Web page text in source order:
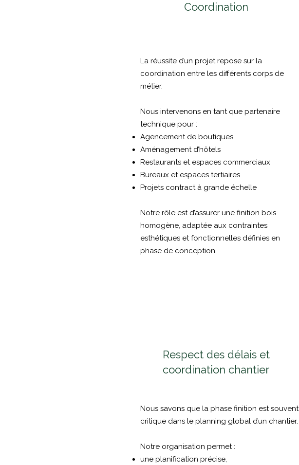
Coordination
La réussite d’un projet repose sur la
coordination entre les différents corps de
métier.
Nous intervenons en tant que partenaire
technique pour :
Agencement de boutiques
Aménagement d’hôtels
Restaurants et espaces commerciaux
Bureaux et espaces tertiaires
Projets contract à grande échelle
Notre rôle est d’assurer une finition bois
homogène, adaptée aux contraintes
esthétiques et fonctionnelles définies en
phase de conception.
Respect des délais et
coordination chantier
Nous savons que la phase finition est souvent
critique dans le planning global d’un chantier.
Notre organisation permet :
une planification précise,